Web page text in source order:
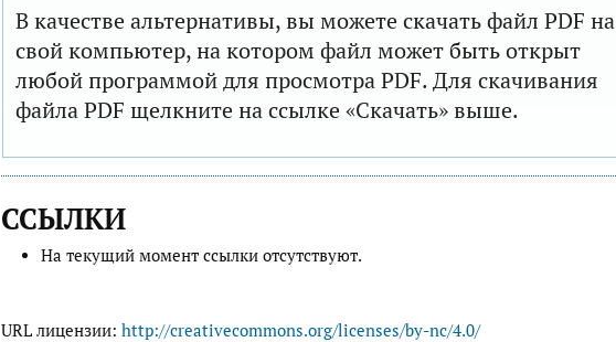
В качестве альтернативы, вы можете скачать файл PDF на
свой компьютер, на котором файл может быть открыт
любой программой для просмотра PDF. Для скачивания
файла PDF щелкните на ссылке «Скачать» выше.
ССЫЛКИ
На текущий момент ссылки отсутствуют.
URL лицензии: http://creativecommons.org/licenses/by-nc/4.0/